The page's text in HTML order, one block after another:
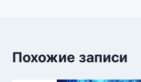
Похожие записи